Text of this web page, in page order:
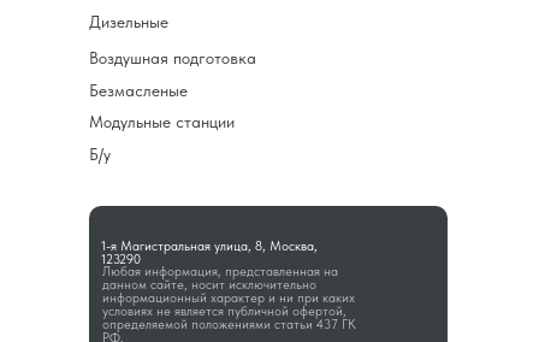
Любая информация, представленная на
данном сайте, носит исключительно
информационный характер и ни при каких
условиях не является публичной офертой,
определяемой положениями статьи 437 ГК
РФ.
1-я Магистральная улица, 8, Москва,
123290
Дизельные
Воздушная подготовка
Безмасленые
Модульные станции
Б/у